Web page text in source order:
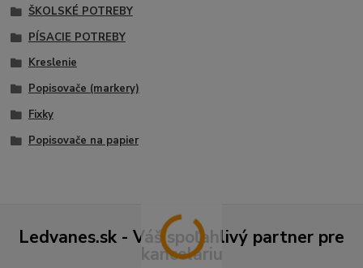
ŠKOLSKÉ POTREBY
PÍSACIE POTREBY
Kreslenie
Popisovače (markery)
Fixky
Popisovače na papier
Ledvanes.sk - Váš spoľahlivý partner pre
kanceláriu